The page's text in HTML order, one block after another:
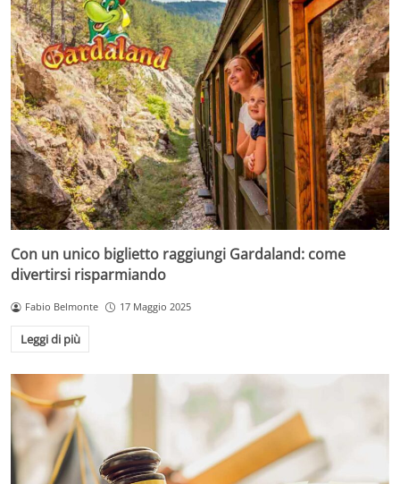
Con un unico biglietto raggiungi Gardaland: come
divertirsi risparmiando
Fabio Belmonte 17 Maggio 2025
Leggi di più